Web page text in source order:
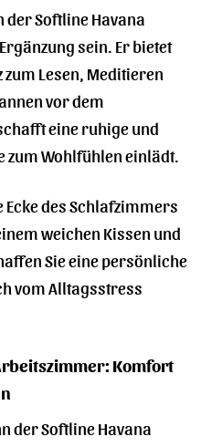
Softline Havana
sein. Er bietet
Lesen, Meditieren
vor dem
eine ruhige und
Wohlfühlen einlädt.
Ecke des Schlafzimmers
weichen Kissen und
Sie eine persönliche
vom Alltagsstress
Komfort
der Softline Havana